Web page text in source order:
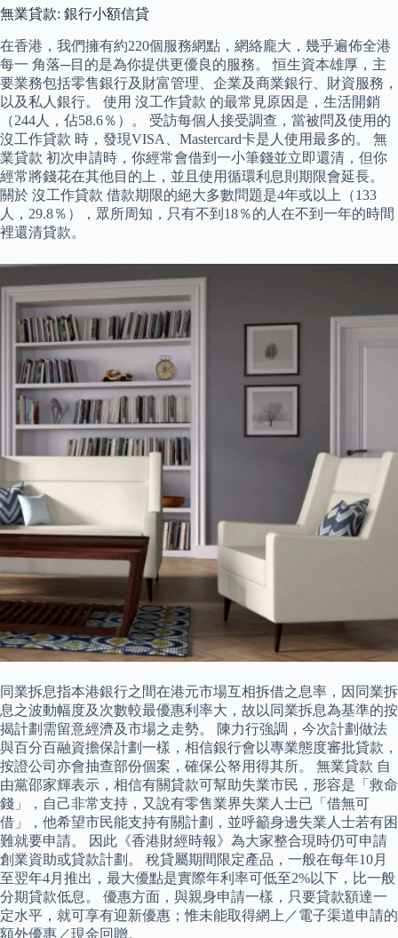
無業貸款: 銀行小額信貸
在香港，我們擁有約220個服務網點，網絡龐大，幾乎遍佈全港
每一 角落─目的是為你提供更優良的服務。 恒生資本雄厚，主
要業務包括零售銀行及財富管理、企業及商業銀行、財資服務，
以及私人銀行。 使用 沒工作貸款 的最常見原因是，生活開銷
（244人，佔58.6％）。 受訪每個人接受調查，當被問及使用的
沒工作貸款 時，發現VISA、Mastercard卡是人使用最多的。 無
業貸款 初次申請時，你經常會借到一小筆錢並立即還清，但你
經常將錢花在其他目的上，並且使用循環利息則期限會延長。
關於 沒工作貸款 借款期限的絕大多數問題是4年或以上（133
人，29.8％），眾所周知，只有不到18％的人在不到一年的時間
裡還清貸款。
同業拆息指本港銀行之間在港元市場互相拆借之息率，因同業拆
息之波動幅度及次數較最優惠利率大，故以同業拆息為基準的按
揭計劃需留意經濟及市場之走勢。 陳力行強調，今次計劃做法
與百分百融資擔保計劃一樣，相信銀行會以專業態度審批貸款，
按證公司亦會抽查部份個案，確保公帑用得其所。 無業貸款 自
由黨邵家輝表示，相信有關貸款可幫助失業市民，形容是「救命
錢」，自己非常支持，又說有零售業界失業人士已「借無可
借」，他希望市民能支持有關計劃，並呼籲身邊失業人士若有困
難就要申請。 因此《香港財經時報》為大家整合現時仍可申請
創業資助或貸款計劃。 稅貸屬期間限定產品，一般在每年10月
至翌年4月推出，最大優點是實際年利率可低至2%以下，比一般
分期貸款低息。 優惠方面，與親身申請一樣，只要貸款額達一
定水平，就可享有迎新優惠；惟未能取得網上／電子渠道申請的
額外優惠／現金回贈。